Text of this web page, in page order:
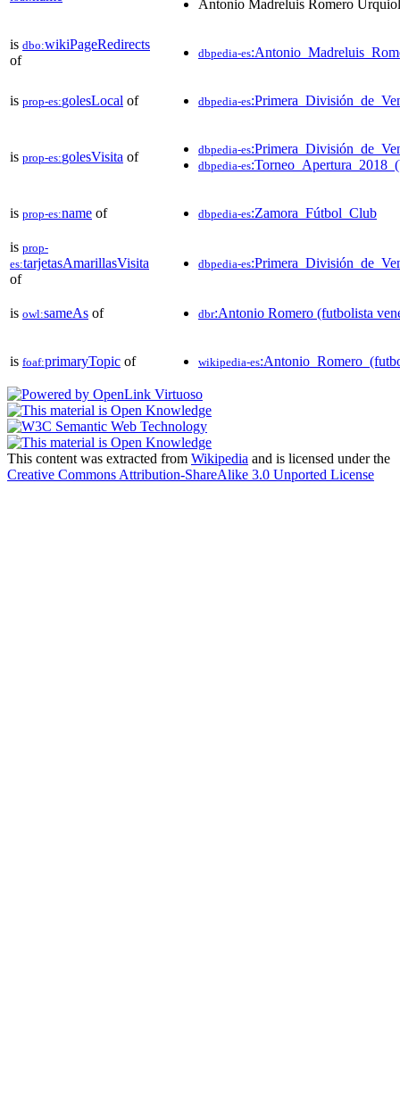
Antonio Madreluis Romero
is dbo:wikiPageRedirects
of
dbpedia-es
is prop-es:golesLocal of dbpedia-es
is prop-es:golesVisita of dbpedia-es
dbpedia-es
is prop-es:name of dbpedia-es:Zamora_Fútbol_Club
is prop-
es:tarjetasAmarillasVisita
of
dbpedia-es
is owl:sameAs of dbr:Antonio Romero (futbolista
is foaf:primaryTopic of wikipedia-es
This content was extracted from Wikipedia and is licensed under the
Creative Commons Attribution-ShareAlike 3.0 Unported License